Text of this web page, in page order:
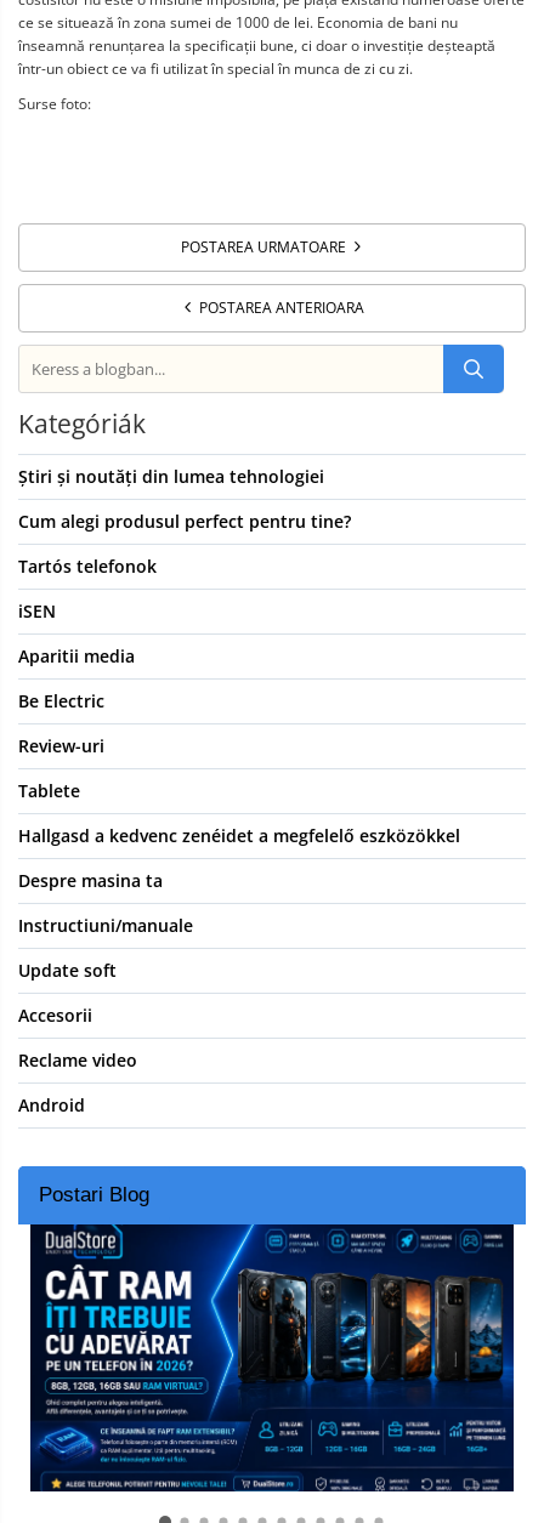
ce se situează în zona sumei de 1000 de lei. Economia de bani nu
înseamnă renunțarea la specificații bune, ci doar o investiție deșteaptă
într-un obiect ce va fi utilizat în special în munca de zi cu zi.
Surse foto:
POSTAREA URMATOARE
POSTAREA ANTERIOARA
Kategóriák
Știri și noutăți din lumea tehnologiei
Cum alegi produsul perfect pentru tine?
Tartós telefonok
iSEN
Aparitii media
Be Electric
Review-uri
Tablete
Hallgasd a kedvenc zenéidet a megfelelő eszközökkel
Despre masina ta
Instructiuni/manuale
Update soft
Accesorii
Reclame video
Android
Postari Blog